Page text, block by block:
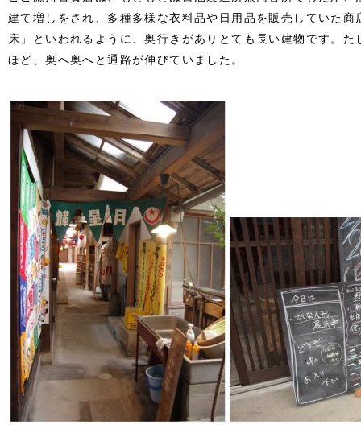
建て増しをされ、多種多様な衣料品や日用品を販売していた
床」といわれるように、奥行きがありとても長い建物です。
ほど、奥へ奥へと通路が伸びていました。